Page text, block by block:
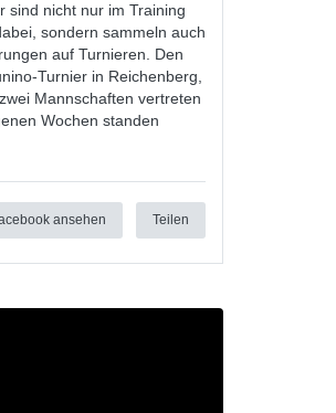
sind nicht nur im Training
sondern sammeln auch
auf Turnieren. Den
Turnier in Reichenberg,
Mannschaften vertreten
Wochen standen
ansehen Teilen